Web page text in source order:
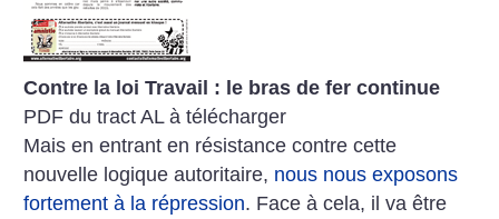
Contre la loi Travail : le bras de fer continue
PDF du tract AL à télécharger
Mais en entrant en résistance contre cette
nouvelle logique autoritaire, nous nous exposons
fortement à la répression. Face à cela, il va être